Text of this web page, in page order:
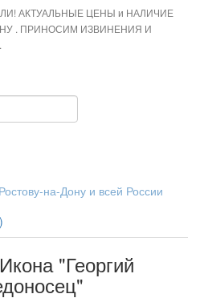
АКТУАЛЬНЫЕ ЦЕНЫ и НАЛИЧИЕ
. ПРИНОСИМ ИЗВИНЕНИЯ И
на-Дону и всей России
"Георгий